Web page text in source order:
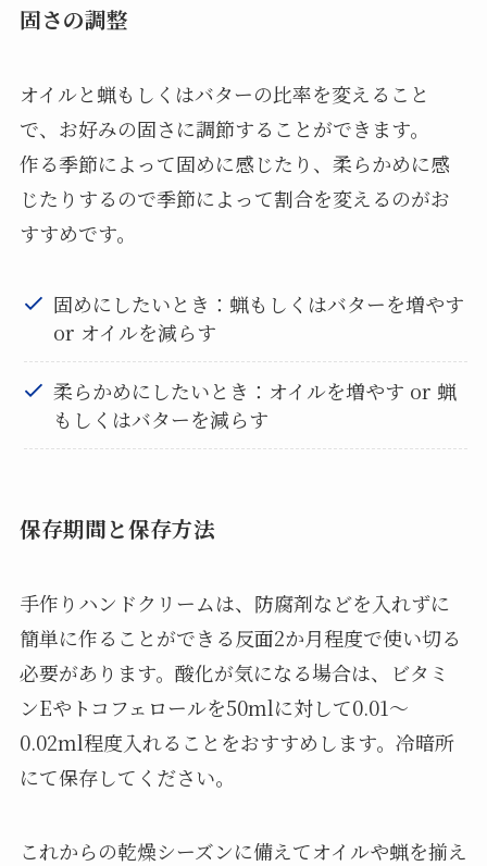
固さの調整
オイルと蝋もしくはバターの比率を変えること
で、お好みの固さに調節することができます。
作る季節によって固めに感じたり、柔らかめに感
じたりするので季節によって割合を変えるのがお
すすめです。
固めにしたいとき：蝋もしくはバターを増やす
or オイルを減らす
柔らかめにしたいとき：オイルを増やす or 蝋
もしくはバターを減らす
保存期間と保存方法
手作りハンドクリームは、防腐剤などを入れずに
簡単に作ることができる反面2か月程度で使い切る
必要があります。酸化が気になる場合は、ビタミ
ンEやトコフェロールを50mlに対して0.01～
0.02ml程度入れることをおすすめします。冷暗所
にて保存してください。
これからの乾燥シーズンに備えてオイルや蝋を揃え